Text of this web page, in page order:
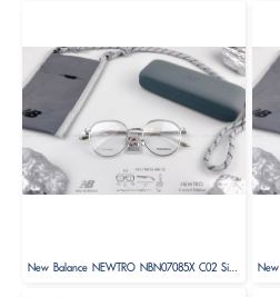
New Balance NEWTRO NBN07085X C02 Size 52 ( Limited Edition )